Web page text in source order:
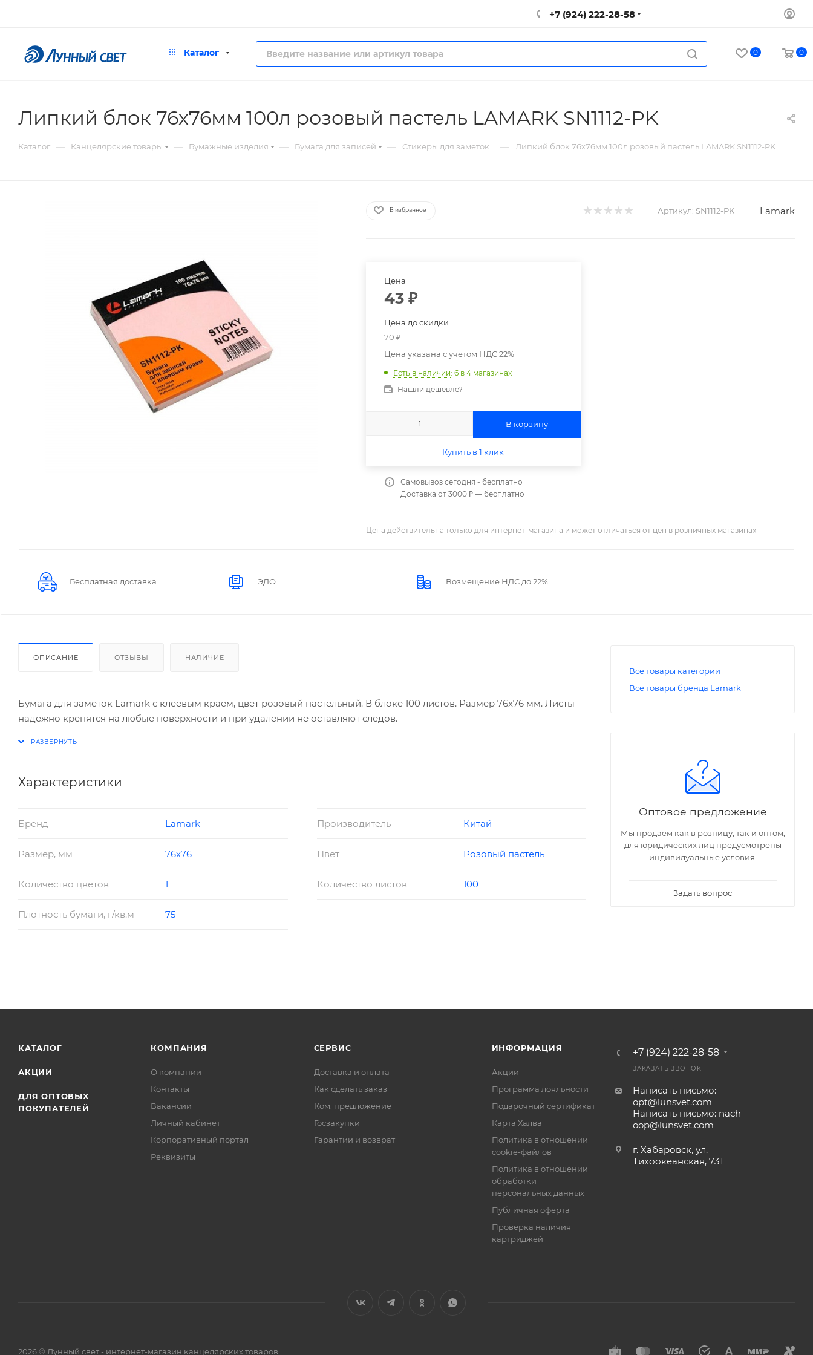
+7 (924) 222-28-58
Каталог 0 0
Липкий блок 76х76мм 100л розовый пастель LAMARK SN1112-PK
Каталог — Канцелярские товары — Бумажные изделия — Бумага для записей — Стикеры для заметок — Липкий блок 76х76мм 100л розовый пастель LAMARK SN1112-PK
В избранное Артикул: SN1112-PK Lamark
Цена
43 ₽
Цена до скидки
70₽
Цена указана с учетом НДС 22%
Есть в наличии: 6 в 4 магазинах
Нашли дешевле?
В корзину
Купить в 1 клик
Самовывоз сегодня - бесплатно
Доставка от 3000 ₽ — бесплатно
Цена действительна только для интернет-магазина и может отличаться от цен в розничных магазинах
Бесплатная доставка ЭДО Возмещение НДС до 22%
ОПИСАНИЕ ОТЗЫВЫ НАЛИЧИЕ
Бумага для заметок Lamark с клеевым краем, цвет розовый пастельный. В блоке 100 листов. Размер 76x76 мм. Листы
надежно крепятся на любые поверхности и при удалении не оставляют следов.
Характеристики
Бренд Lamark Производитель Китай
Размер, мм 76х76 Цвет Розовый пастель
Количество цветов 1 Количество листов 100
Плотность бумаги, г/кв.м 75
Все товары категории
Все товары бренда Lamark
Оптовое предложение
Мы продаем как в розницу, так и оптом,
для юридических лиц предусмотрены
индивидуальные условия.
Задать вопрос
КАТАЛОГ
АКЦИИ
ДЛЯ ОПТОВЫХ
ПОКУПАТЕЛЕЙ
КОМПАНИЯ
О компании
Контакты
Вакансии
Личный кабинет
Корпоративный портал
Реквизиты
СЕРВИС
Доставка и оплата
Как сделать заказ
Ком. предложение
Госзакупки
Гарантии и возврат
ИНФОРМАЦИЯ
Акции
Программа лояльности
Подарочный сертификат
Карта Халва
Политика в отношении
cookie-файлов
Политика в отношении
обработки
персональных данных
Публичная оферта
Проверка наличия
картриджей
+7 (924) 222-28-58
ЗАКАЗАТЬ ЗВОНОК
Написать письмо:
opt@lunsvet.com
Написать письмо: nach-
oop@lunsvet.com
г. Хабаровск, ул.
Тихоокеанская, 73Т
2026 © Лунный свет - интернет-магазин канцелярских товаров